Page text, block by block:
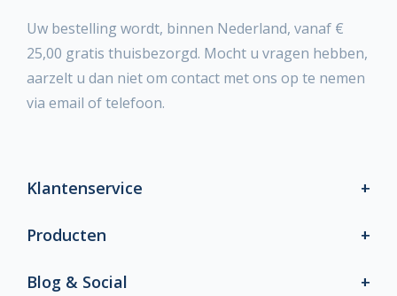
Uw bestelling wordt, binnen Nederland, vanaf €
25,00 gratis thuisbezorgd. Mocht u vragen hebben,
aarzelt u dan niet om contact met ons op te nemen
via email of telefoon.
Klantenservice
Producten
Blog & Social